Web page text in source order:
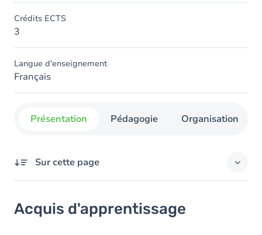
Crédits ECTS
3
Langue d'enseignement
Français
Présentation Pédagogie Organisation
Sur cette page
Objectifs
Acquis d'apprentissage